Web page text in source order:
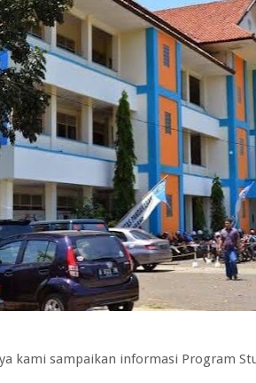
kami sampaikan informasi Program